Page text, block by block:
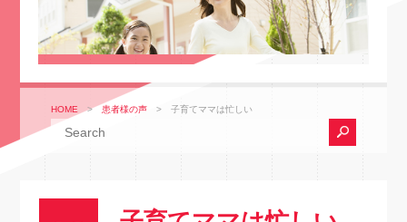
HOME > 患者様の声 >子育てママは忙しい